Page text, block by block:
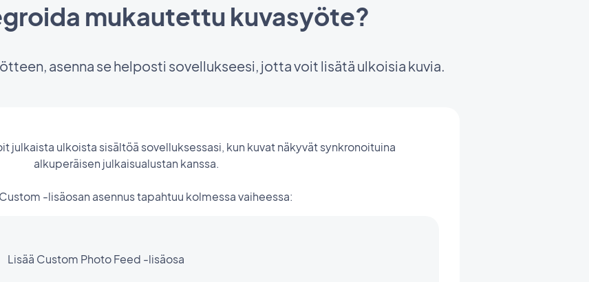
mukautettu kuvasyöte?
asenna se helposti sovellukseesi, jotta voit lisätä ulkoisia kuvia.
julkaista ulkoista sisältöä sovelluksessasi, kun kuvat näkyvät synkronoituina
alkuperäisen julkaisualustan kanssa.
-lisäosan asennus tapahtuu kolmessa vaiheessa:
Lisää Custom Photo Feed -lisäosa